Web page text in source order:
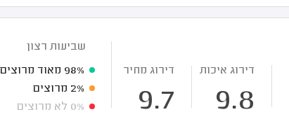
דירוג איכות
9.8
דירוג מחיר
9.7
שביעות רצון
98% מאוד מרוצים
2% מרוצים
0% לא מרוצים